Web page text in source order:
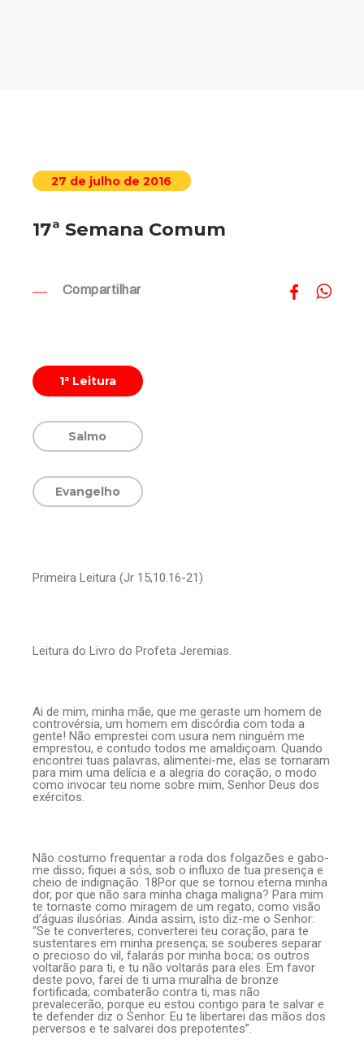
27 de julho de 2016
17ª Semana Comum
Compartilhar
1ª Leitura
Salmo
Evangelho
Primeira Leitura (Jr 15,10.16-21)
Leitura do Livro do Profeta Jeremias.
Ai de mim, minha mãe, que me geraste um homem de
controvérsia, um homem em discórdia com toda a
gente! Não emprestei com usura nem ninguém me
emprestou, e contudo todos me amaldiçoam. Quando
encontrei tuas palavras, alimentei-me, elas se tornaram
para mim uma delícia e a alegria do coração, o modo
como invocar teu nome sobre mim, Senhor Deus dos
exércitos.
Não costumo frequentar a roda dos folgazões e gabo-
me disso; fiquei a sós, sob o influxo de tua presença e
cheio de indignação. 18Por que se tornou eterna minha
dor, por que não sara minha chaga maligna? Para mim
te tornaste como miragem de um regato, como visão
d’águas ilusórias. Ainda assim, isto diz-me o Senhor:
“Se te converteres, converterei teu coração, para te
sustentares em minha presença; se souberes separar
o precioso do vil, falarás por minha boca; os outros
voltarão para ti, e tu não voltarás para eles. Em favor
deste povo, farei de ti uma muralha de bronze
fortificada; combaterão contra ti, mas não
prevalecerão, porque eu estou contigo para te salvar e
te defender diz o Senhor. Eu te libertarei das mãos dos
perversos e te salvarei dos prepotentes”.